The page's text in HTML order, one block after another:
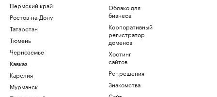
Пермский край
Ростов-на-Дону
Татарстан
Тюмень
Черноземье
Кавказ
Карелия
Мурманск
Облако для
бизнеса
Корпоративный
регистратор
доменов
Хостинг
сайтов
Рег.решения
Знакомства